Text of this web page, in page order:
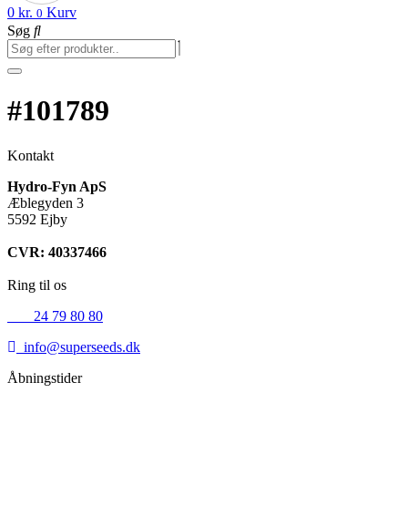
0 kr. 0 Kurv
Søg
#101789
Kontakt
Hydro-Fyn ApS
Æblegyden 3
5592 Ejby
CVR: 40337466
Ring til os
24 79 80 80
info@superseeds.dk
Åbningstider